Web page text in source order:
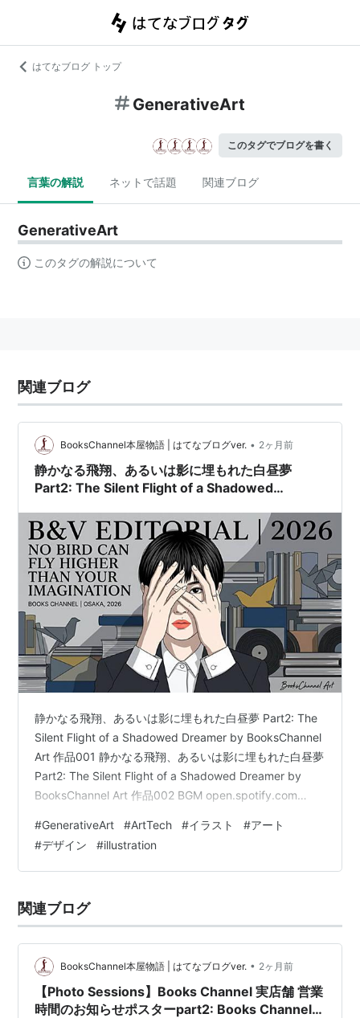
はてなブログ トップ
GenerativeArt
このタグでブログを書く
言葉の解説 ネットで話題 関連ブログ
GenerativeArt
このタグの解説について
関連ブログ
BooksChannel本屋物語 | はてなブログver. • 2ヶ月前
静かなる飛翔、あるいは影に埋もれた白昼夢
Part2: The Silent Flight of a Shadowed
静かなる飛翔、あるいは影に埋もれた白昼夢 Part2: The
Silent Flight of a Shadowed Dreamer by BooksChannel
Art 作品001 静かなる飛翔、あるいは影に埋もれた白昼夢
Part2: The Silent Flight of a Shadowed Dreamer by
BooksChannel Art 作品002 BGM open.spotify.com
Part2: The Silent Flight of a Shadowed Dreamer by
BooksChanne…
#GenerativeArt #ArtTech #イラスト #アート
#デザイン #illustration
関連ブログ
BooksChannel本屋物語 | はてなブログver. • 2ヶ月前
【Photo Sessions】Books Channel 実店舗 営業
時間のお知らせポスターpart2: Books Channel